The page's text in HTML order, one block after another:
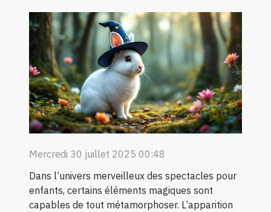
Mercredi 30 juillet 2025 00:48
Dans l’univers merveilleux des spectacles pour
enfants, certains éléments magiques sont
capables de tout métamorphoser. L’apparition